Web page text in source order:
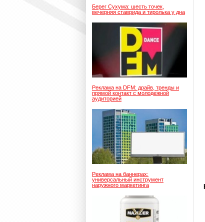
Берег Сухума: шесть точек,
вечерняя ставрида и тиролька у дна
Реклама на DFM: драйв, тренды и
прямой контакт с молодежной
аудиторией
Реклама на баннерах:
универсальный инструмент
наружного маркетинга